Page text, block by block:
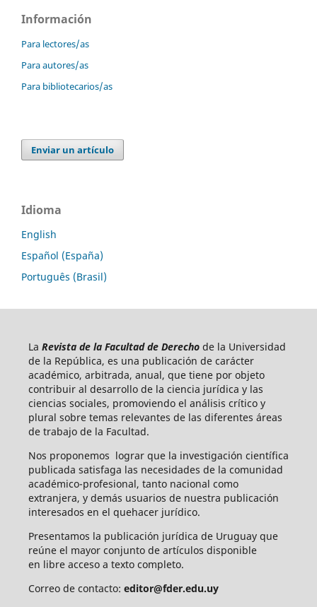
Información
Para lectores/as
Para autores/as
Para bibliotecarios/as
Enviar un artículo
Idioma
English
Español (España)
Português (Brasil)
La Revista de la Facultad de Derecho de la Universidad
de la República, es una publicación de carácter
académico, arbitrada, anual, que tiene por objeto
contribuir al desarrollo de la ciencia jurídica y las
ciencias sociales, promoviendo el análisis crítico y
plural sobre temas relevantes de las diferentes áreas
de trabajo de la Facultad.
Nos proponemos lograr que la investigación científica
publicada satisfaga las necesidades de la comunidad
académico-profesional, tanto nacional como
extranjera, y demás usuarios de nuestra publicación
interesados en el quehacer jurídico.
Presentamos la publicación jurídica de Uruguay que
reúne el mayor conjunto de artículos disponible
en libre acceso a texto completo.
Correo de contacto: editor@fder.edu.uy